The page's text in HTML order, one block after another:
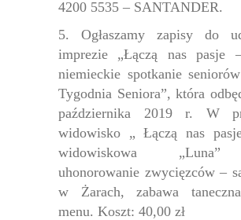
4200 5535 – SANTANDER.
5. Ogłaszamy zapisy do
imprezie „Łączą nas pasje
niemieckie spotkanie
Tygodnia Seniora”, która
października 2019 r. W
widowisko „ Łączą nas
widowiskowa
uhonorowanie zwycięzców –
w Żarach, zabawa
menu. Koszt: 40,00 zł